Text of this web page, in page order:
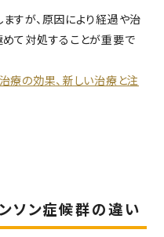
すが、原因により経過や治
て対処することが重要で
療の効果、新しい治療と注
ソン症候群の違い